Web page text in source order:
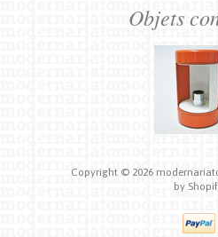
Objets
Copyright © 2026
by